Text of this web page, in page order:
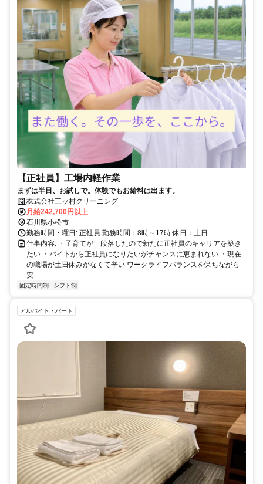
【正社員】工場内軽作業
まずは半日、お試しで。体験でもお給料は出ます。
株式会社三ッ村クリーニング
月給242,700円以上
石川県小松市
勤務時間・曜日: 正社員 勤務時間：8時～17時 休日：土日
仕事内容: ・子育てが一段落したので新たに正社員のキャリアを築き
たい ・バイトから正社員になりたいがチャンスに恵まれない ・現在
の職場が土日休みがなくて辛い ワークライフバランスを保ちながら
安...
固定時間制 シフト制
アルバイト・パート